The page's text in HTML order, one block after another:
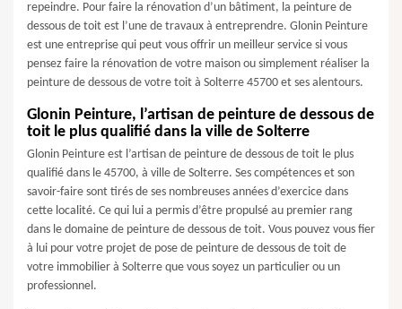
repeindre. Pour faire la rénovation d’un bâtiment, la peinture de
dessous de toit est l’une de travaux à entreprendre. Glonin Peinture
est une entreprise qui peut vous offrir un meilleur service si vous
pensez faire la rénovation de votre maison ou simplement réaliser la
peinture de dessous de votre toit à Solterre 45700 et ses alentours.
Glonin Peinture, l’artisan de peinture de dessous de
toit le plus qualifié dans la ville de Solterre
Glonin Peinture est l’artisan de peinture de dessous de toit le plus
qualifié dans le 45700, à ville de Solterre. Ses compétences et son
savoir-faire sont tirés de ses nombreuses années d’exercice dans
cette localité. Ce qui lui a permis d’être propulsé au premier rang
dans le domaine de peinture de dessous de toit. Vous pouvez vous fier
à lui pour votre projet de pose de peinture de dessous de toit de
votre immobilier à Solterre que vous soyez un particulier ou un
professionnel.